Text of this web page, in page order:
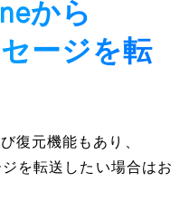
から
ージを転
復元機能もあり、
を転送したい場合はお